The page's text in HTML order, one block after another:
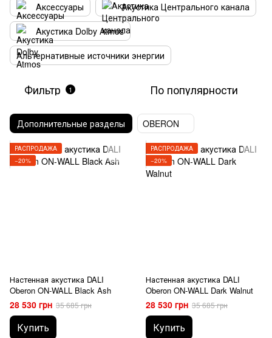
Аксессуары
Акустика Центрального канала
Акустика Dolby Atmos
Альтернативные источники энергии
Фильтр 1 По популярности
Дополнительные разделы OBERON
РАСПРОДАЖА
−20%
Настенная акустика DALI
Oberon ON-WALL Black Ash
28 530 грн 35 685 грн
Купить
РАСПРОДАЖА
−20%
Настенная акустика DALI
Oberon ON-WALL Dark Walnut
28 530 грн 35 685 грн
Купить